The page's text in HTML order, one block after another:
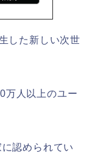
した新しい次世
万人以上のユー
認められてい